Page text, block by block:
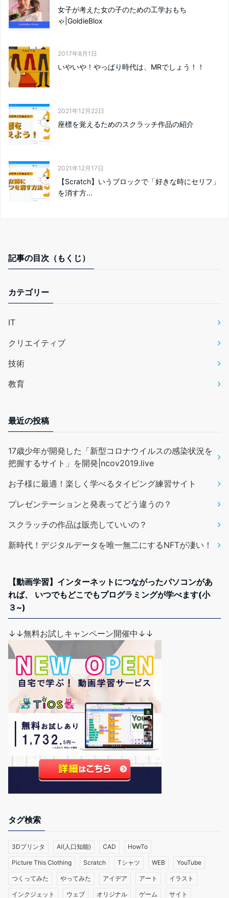
女子が考えた女の子のための工学おもち
ゃ|GoldieBlox
2017年8月1日
いやいや！やっぱり時代は、MRでしょう！！
2021年12月22日
座標を覚えるためのスクラッチ作品の紹介
2021年12月17日
【Scratch】いうブロックで「好きな時にセリフ」
を消す方...
記事の目次（もくじ）
カテゴリー
IT
クリエイティブ
技術
教育
最近の投稿
17歳少年が開発した「新型コロナウイルスの感染状況を
把握するサイト」を開発|ncov2019.live
お子様に最適！楽しく学べるタイピング練習サイト
プレゼンテーションと発表ってどう違うの？
スクラッチの作品は販売していいの？
新時代！デジタルデータを唯一無二にするNFTが凄い！
【動画学習】インターネットにつながったパソコンがあ
れば、 いつでもどこでもプログラミングが学べます(小
３~)
↓↓無料お試しキャンペーン開催中↓↓
タグ検索
3Dプリンタ AI(人口知能) CAD HowTo
Picture This Clothing Scratch Tシャツ WEB YouTube
つくってみた やってみた アイデア アート イラスト
インクジェット ウェブ オリジナル ゲーム サイト